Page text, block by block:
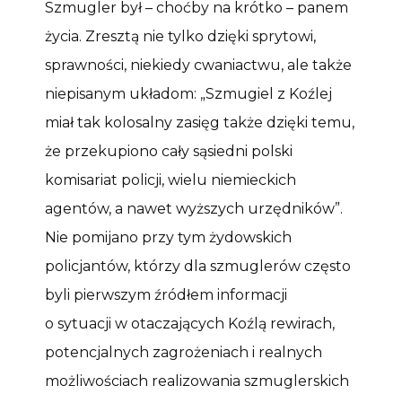
Szmugler był – choćby na krótko – panem
życia. Zresztą nie tylko dzięki sprytowi,
sprawności, niekiedy cwaniactwu, ale także
niepisanym układom: „Szmugiel z Koźlej
miał tak kolosalny zasięg także dzięki temu,
że przekupiono cały sąsiedni polski
komisariat policji, wielu niemieckich
agentów, a nawet wyższych urzędników”.
Nie pomijano przy tym żydowskich
policjantów, którzy dla szmuglerów często
byli pierwszym źródłem informacji
o sytuacji w otaczających Koźlą rewirach,
potencjalnych zagrożeniach i realnych
możliwościach realizowania szmuglerskich